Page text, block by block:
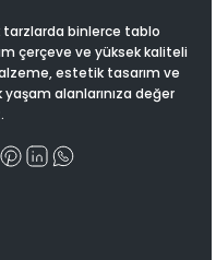
binlerce tablo
çerçeve ve yüksek kaliteli
estetik tasarım ve
alanlarınıza değer